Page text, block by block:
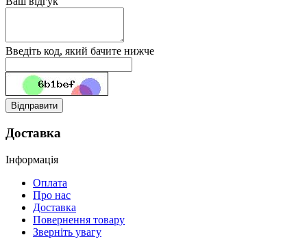
Введіть код, який бачите нижче
Відправити
Доставка
Інформація
Оплата
Про нас
Доставка
Повернення товару
Зверніть увагу